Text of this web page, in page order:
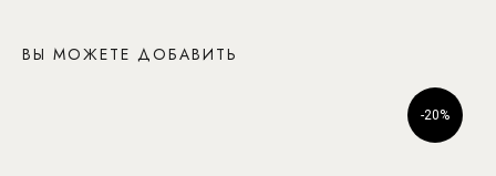
ВЫ МОЖЕТЕ ДОБАВИТЬ
-20%